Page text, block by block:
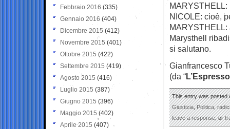
MARYSTHELL:
NICOLE: cioè,
Marysthell
si salutano.
Gianfrancesco
(da “L’Espresso
This entry was posted
Giustizia,Politica,
leave a response, or
Febbraio 2016 (335)
Gennaio 2016 (404)
Dicembre 2015 (412)
Novembre 2015 (401)
Ottobre 2015 (422)
Settembre 2015 (419)
Agosto 2015 (416)
Luglio 2015 (387)
Giugno 2015 (396)
Maggio 2015 (402)
Aprile 2015 (407)